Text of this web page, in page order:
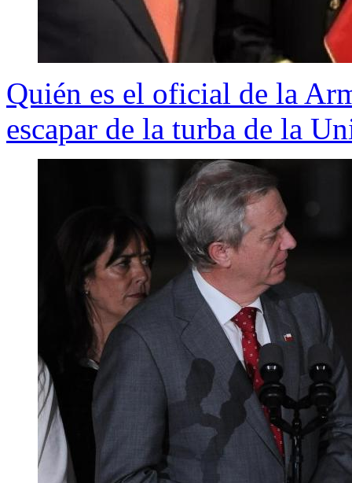
Quién es el oficial de la
escapar de la turba de la